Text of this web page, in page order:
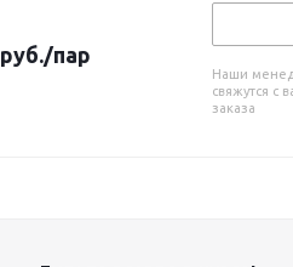
руб./пар
Наши
свяжутся с
заказа